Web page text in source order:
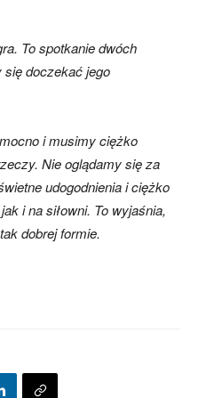
To spotkanie dwóch
doczekać jego
i musimy ciężko
Nie oglądamy się za
udogodnienia i ciężko
i na siłowni. To wyjaśnia,
dobrej formie.